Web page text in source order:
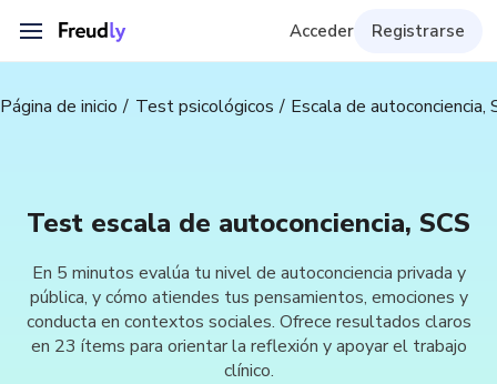
Acceder Registrarse
Página de inicio Test psicológicos Escala de autoconciencia,
Test escala de autoconciencia, SCS
En 5 minutos evalúa tu nivel de autoconciencia privada y
pública, y cómo atiendes tus pensamientos, emociones y
conducta en contextos sociales. Ofrece resultados claros
en 23 ítems para orientar la reflexión y apoyar el trabajo
clínico.